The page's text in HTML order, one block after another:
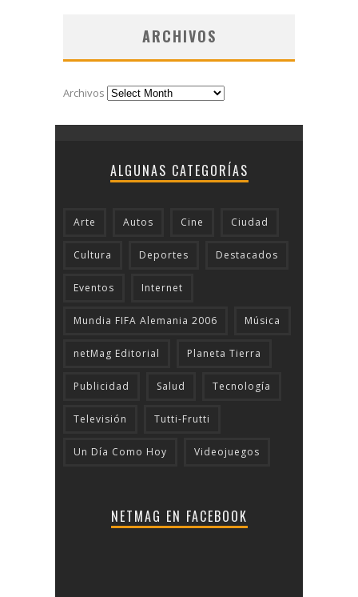
ARCHIVOS
Archivos
ALGUNAS CATEGORÍAS
Arte Autos Cine Ciudad
Cultura Deportes Destacados
Eventos Internet
Mundia FIFA Alemania 2006 Música
netMag Editorial Planeta Tierra
Publicidad Salud Tecnologí­a
Televisión Tutti-Frutti
Un Día Como Hoy Videojuegos
NETMAG EN FACEBOOK